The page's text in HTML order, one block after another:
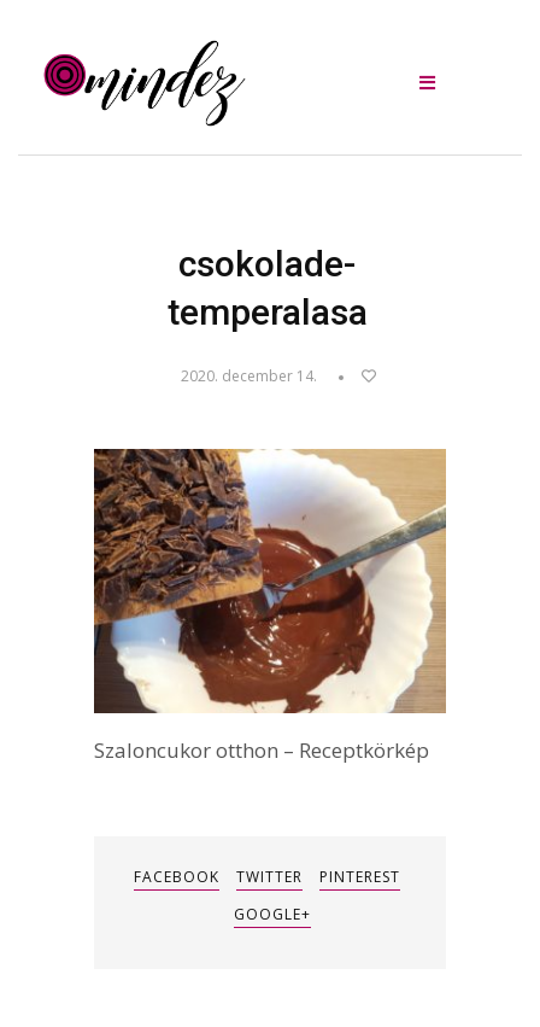
csokolade-
temperalasa
2020. december 14.
Szaloncukor otthon – Receptkörkép
FACEBOOK TWITTER
PINTEREST
GOOGLE+